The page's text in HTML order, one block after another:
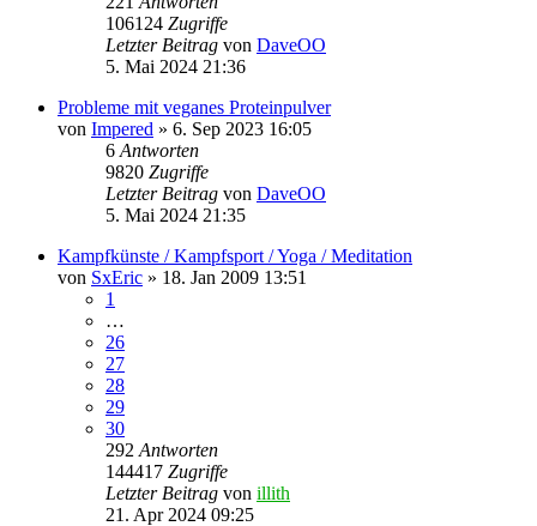
106124 Zugriffe
Letzter Beitrag von DaveOO
5. Mai 2024 21:36
Probleme mit veganes Proteinpulver
von Impered » 6. Sep 2023 16:05
6 Antworten
9820 Zugriffe
Letzter Beitrag von DaveOO
5. Mai 2024 21:35
Kampfkünste / Kampfsport / Yoga / Meditation
von SxEric » 18. Jan 2009 13:51
1
…
26
27
28
29
30
292 Antworten
144417 Zugriffe
Letzter Beitrag von illith
21. Apr 2024 09:25